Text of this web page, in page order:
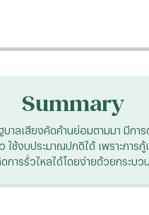
Summary
าลเสียงคัดค้านย่อมตามมา มีกา
ช้งบประมาณปกติได้ เพราะการ
การรั่วไหลได้โดยง่ายด้วยกระบ